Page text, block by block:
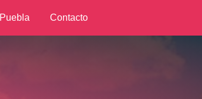
Puebla Contacto